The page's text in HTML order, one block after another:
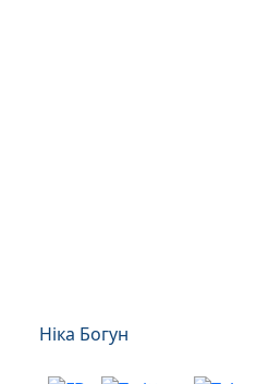
Ніка Богун